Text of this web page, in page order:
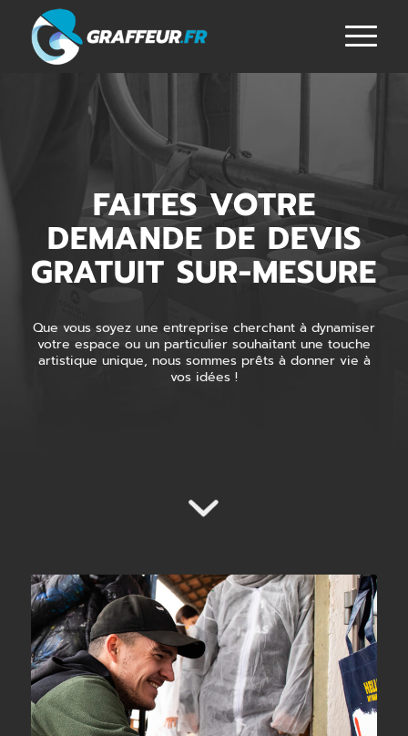
FAITES VOTRE
DEMANDE DE DEVIS
GRATUIT SUR-MESURE
Que vous soyez une entreprise cherchant à dynamiser
votre espace ou un particulier souhaitant une touche
artistique unique, nous sommes prêts à donner vie à
vos idées !